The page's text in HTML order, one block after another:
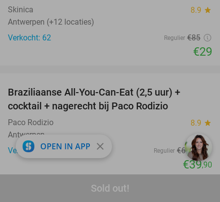
Sold out!
Skinica 8.9 star
Antwerpen (+12 locaties)
Verkocht: 62
Regulier €85
€29
Braziliaanse All-You-Can-Eat (2,5 uur) +
cocktail + nagerecht bij Paco Rodizio
Paco Rodizio 8.9 star
Antwerpen
Verkocht: 207
Regulier €62,90
€39,90
OPEN IN APP close